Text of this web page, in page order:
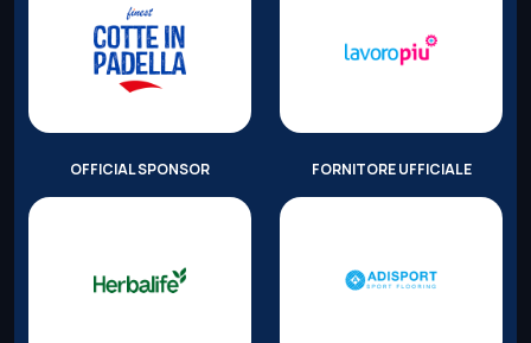
OFFICIAL SPONSOR FORNITORE UFFICIALE